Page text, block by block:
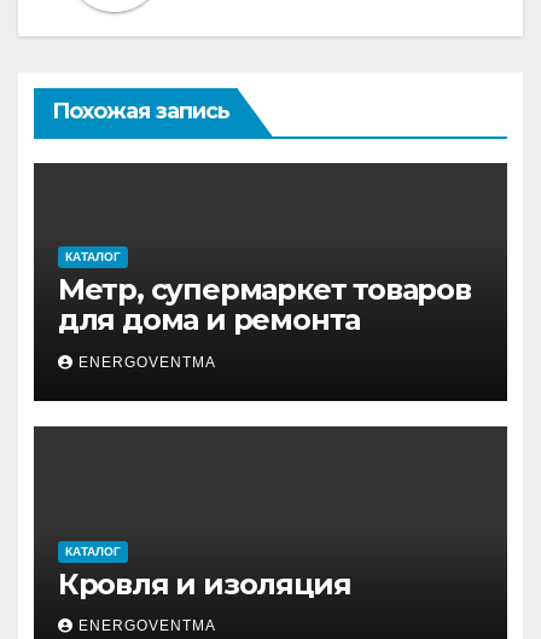
Похожая запись
КАТАЛОГ
Метр, супермаркет товаров
для дома и ремонта
ENERGOVENTMA
КАТАЛОГ
Кровля и изоляция
ENERGOVENTMA